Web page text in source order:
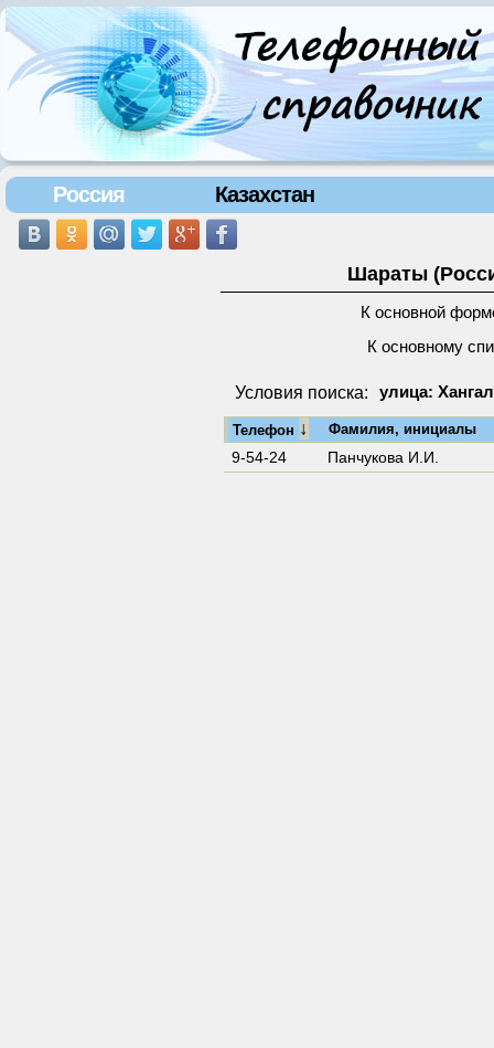
Россия Казахстан
Шараты
К основной
К основному
Условия поиска: улица:
Телефон ↓ Фамилия, инициалы
9-54-24 Панчукова И.И.